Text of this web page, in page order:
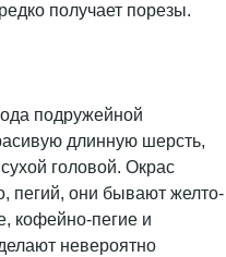
получает порезы.
подружейной
длинную шерсть,
головой. Окрас
пегий, они бывают желто-
кофейно-пегие и
невероятно